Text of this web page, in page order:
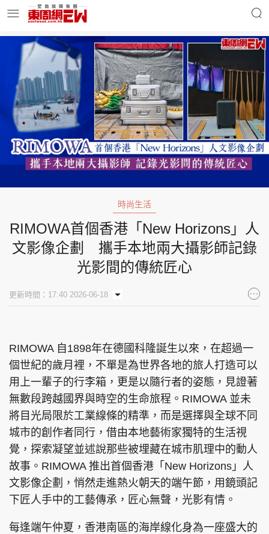
明星名人 時事財經
東周Ladies 優享生活
玄學靈異 東周專欄
東周刊 cazbuyer 東Touch
PCM 電腦廣場 星島頭條 星島日報
星島環球
時尚生活
RIMOWA首個香港「New Horizons」人
文影像企劃 攜手本地兩大攝影師記錄
光影間的傳統匠心
更新時間：17:40 2026-06-18
RIMOWA 自1898年在德國科隆誕生以來，在超過一
個世紀的歲月裡，不單是為世界各地的旅人打造可以
用上一輩子的行李箱，更是以隨行者的姿態，見證著
無數段跨越國界與時空的生命旅程。RIMOWA 並未
將目光局限於工業線條的精準，而是選擇與全球不同
城市的創作者同行，借由本地藝術家獨特的生活視
覺，探索凝望並述說那些被埋藏在城市肌理中的動人
故事。RIMOWA 推出首個香港「New Horizons」人
文影像企劃，悄然走進熱火朝天的端午節，用鏡頭記
下匠人手中的工藝傳承，匠心無聲，光影有情。
每逢端午仲夏，香港南區的海岸線化身為一座盛大的